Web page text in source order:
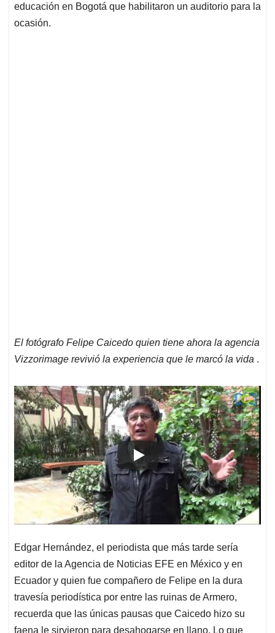
educación en Bogotá que habilitaron un auditorio para la
ocasión.
El fotógrafo Felipe Caicedo quien tiene ahora la agencia
Vizzorimage revivió la experiencia que le marcó la vida .
Edgar Hernández, el periodista que más tarde sería
editor de la Agencia de Noticias EFE en México y en
Ecuador y quien fue compañero de Felipe en la dura
travesía periodística por entre las ruinas de Armero,
recuerda que las únicas pausas que Caicedo hizo su
faena le sirvieron para desahogarse en llano. Lo que